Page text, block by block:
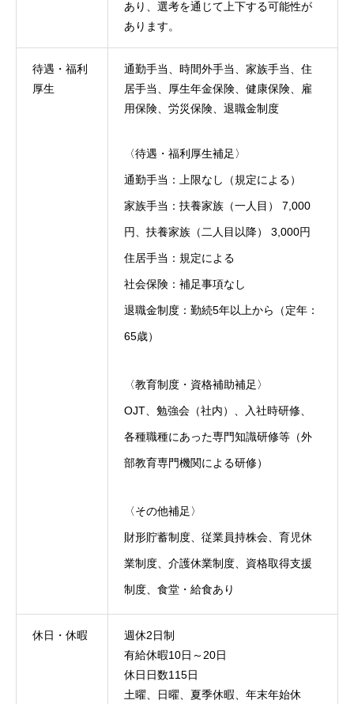
RECRUIT 採用を知る
あり、選考を通じて上下する可能性が
あります。
待遇・福利
厚生
通勤手当、時間外手当、家族手当、住
居手当、厚生年金保険、健康保険、雇
用保険、労災保険、退職金制度
〈待遇・福利厚生補足〉
通勤手当：上限なし（規定による）
家族手当：扶養家族（一人目） 7,000
円、扶養家族（二人目以降） 3,000円
住居手当：規定による
社会保険：補足事項なし
退職金制度：勤続5年以上から（定年：
65歳）
〈教育制度・資格補助補足〉
OJT、勉強会（社内）、入社時研修、
各種職種にあった専門知識研修等（外
部教育専門機関による研修）
〈その他補足〉
財形貯蓄制度、従業員持株会、育児休
業制度、介護休業制度、資格取得支援
制度、食堂・給食あり
休日・休暇
週休2日制
有給休暇10日～20日
休日日数115日
土曜、日曜、夏季休暇、年末年始休